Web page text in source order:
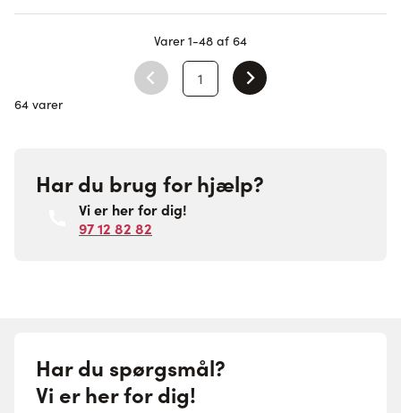
Varer1-48 af 64
Du læser i øjeblikket side
1
64 varer
Har du brug for hjælp?
Vi er her for dig!
97 12 82 82
Har du spørgsmål?
Vi er her for dig!